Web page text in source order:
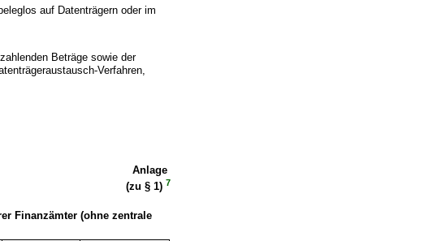
auf Datenträgern oder im
Beträge sowie der
Verfahren,
Anlage
(zu § 1) 7
Finanzämter (ohne zentrale